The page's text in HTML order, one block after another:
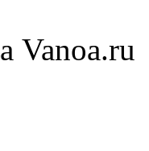
Vanoa.ru